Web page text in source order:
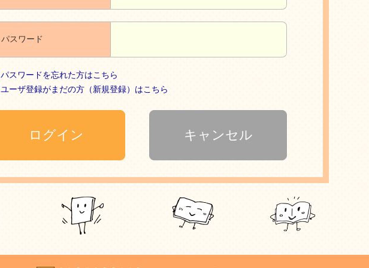
パスワード
パスワードを忘れた方はこちら
ユーザ登録がまだの方（新規登録）はこちら